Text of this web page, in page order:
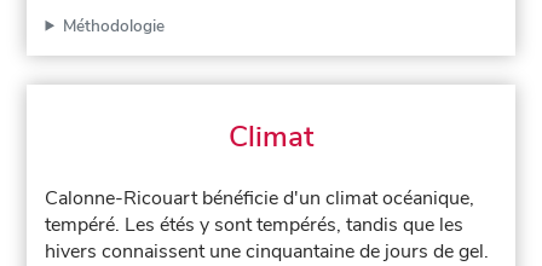
Méthodologie
Climat
Calonne-Ricouart bénéficie d'un climat océanique,
tempéré. Les étés y sont tempérés, tandis que les
hivers connaissent une cinquantaine de jours de gel.